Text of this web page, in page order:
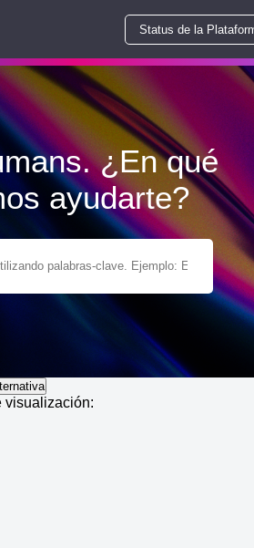
Status de la
¿En qué
ayudarte?
visualización: